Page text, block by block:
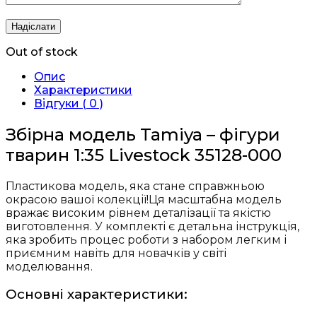
Out of stock
Опис
Характеристики
Відгуки ( 0 )
Збірна модель Tamiya – фігури
тварин 1:35 Livestock 35128-000
Пластикова модель, яка стане справжньою
окрасою вашої колекції!Ця масштабна модель
вражає високим рівнем деталізації та якістю
виготовлення. У комплекті є детальна інструкція,
яка зробить процес роботи з набором легким і
приємним навіть для новачків у світі
моделювання.
Основні характеристики: